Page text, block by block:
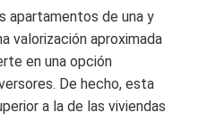
apartamentos de una y
valorización aproximada
en una opción
De hecho, esta
a la de las viviendas